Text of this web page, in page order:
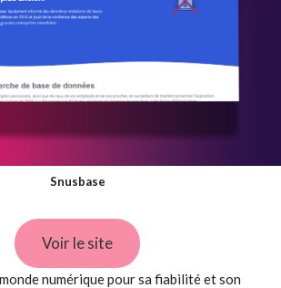
Snusbase
Voir le site
numérique pour sa fiabilité et son